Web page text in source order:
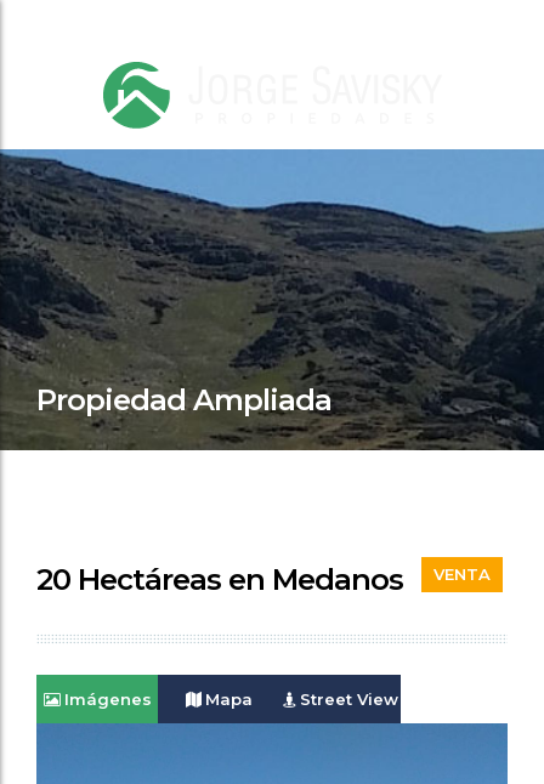
Propiedad Ampliada
20 Hectáreas en Medanos VENTA
Imágenes Mapa Street View